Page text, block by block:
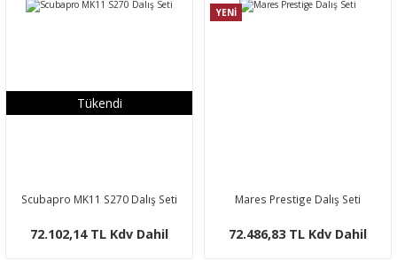
Tükendi
Scubapro MK11 S270 Dalış Seti
72.102,14 TL Kdv Dahil
YENİ
Mares Prestige Dalış Seti
72.486,83 TL Kdv Dahil